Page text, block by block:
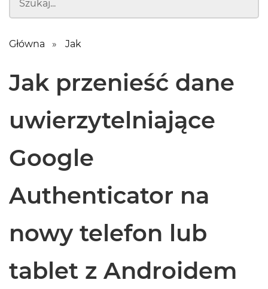
Główna Jak
Jak przenieść dane
uwierzytelniające
Google
Authenticator na
nowy telefon lub
tablet z Androidem